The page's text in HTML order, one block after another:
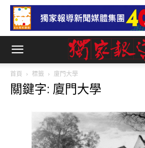
首頁 標籤 廈門大學
關鍵字: 廈門大學